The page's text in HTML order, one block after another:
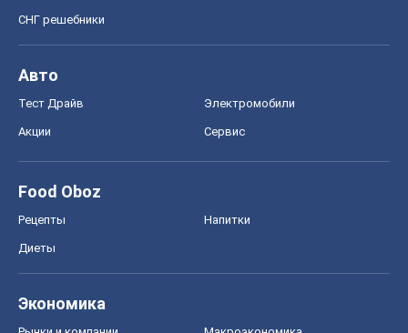
СНГ решебники
Авто
Тест Драйв Электромобили
Акции Сервис
Food Oboz
Рецепты Напитки
Диеты
Экономика